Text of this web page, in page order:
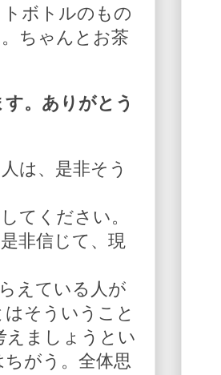
ボトルのもの
ちゃんとお茶
。ありがとう
は、是非そう
てください。
非信じて、現
えている人が
そういうこと
えましょうとい
がう。全体思